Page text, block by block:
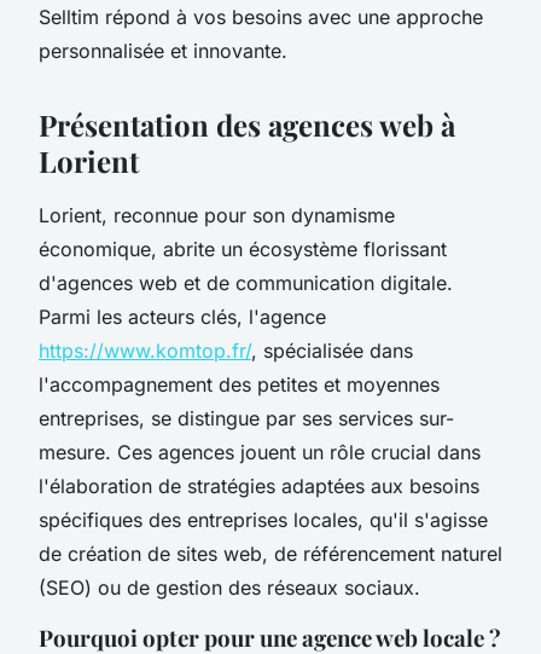
Selltim répond à vos besoins avec une approche
personnalisée et innovante.
Présentation des agences web à
Lorient
Lorient, reconnue pour son dynamisme
économique, abrite un écosystème florissant
d'agences web et de communication digitale.
Parmi les acteurs clés, l'agence
https://www.komtop.fr/, spécialisée dans
l'accompagnement des petites et moyennes
entreprises, se distingue par ses services sur-
mesure. Ces agences jouent un rôle crucial dans
l'élaboration de stratégies adaptées aux besoins
spécifiques des entreprises locales, qu'il s'agisse
de création de sites web, de référencement naturel
(SEO) ou de gestion des réseaux sociaux.
Pourquoi opter pour une agence web locale ?